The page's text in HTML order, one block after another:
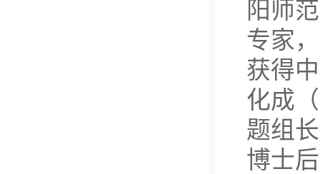
阳师
专家
获得
化成
题组
博士